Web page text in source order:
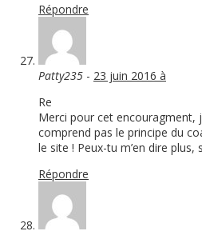
Répondre
Patty235 - 23 juin 2016 à
Re
Merci pour cet encouragment,
comprend pas le principe du
le site ! Peux-tu m’en dire plus,
Répondre